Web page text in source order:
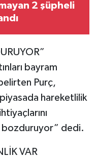
2 şüpheli
bayram
Purç,
piyasada hareketlilik
bozduruyor” dedi.
VAR